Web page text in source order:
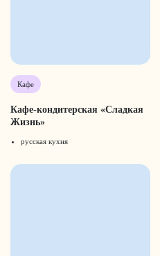
Кафе
Кафе-кондитерская «Сладкая
Жизнь»
русская кухня